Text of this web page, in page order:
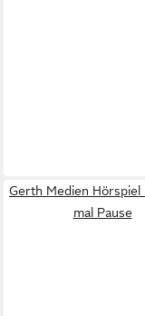
Gerth Medien Hörspiel
mal Pause